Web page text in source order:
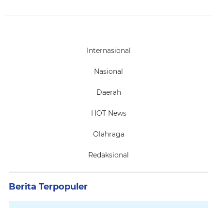
Internasional
Nasional
Daerah
HOT News
Olahraga
Redaksional
Berita Terpopuler